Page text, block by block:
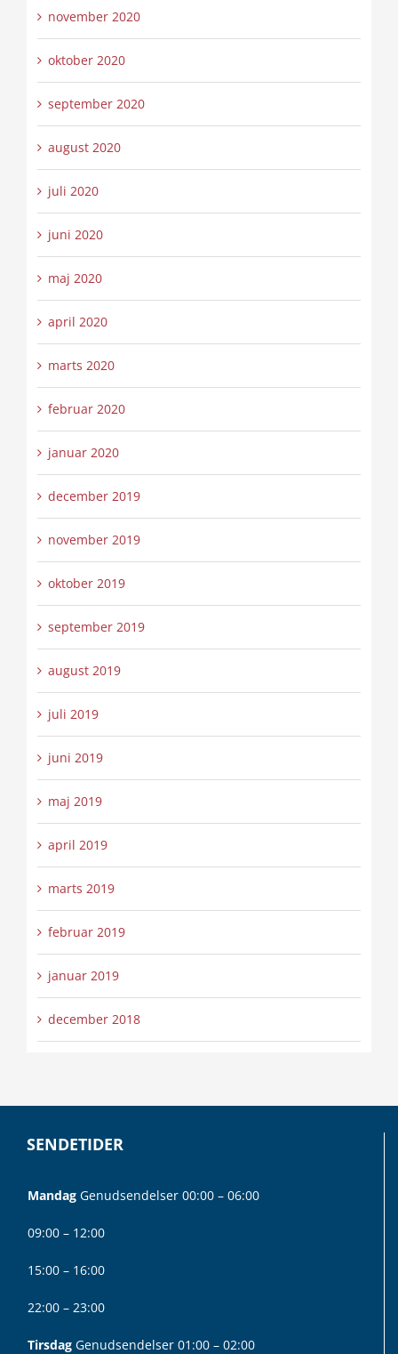
november 2020
oktober 2020
september 2020
august 2020
juli 2020
juni 2020
maj 2020
april 2020
marts 2020
februar 2020
januar 2020
december 2019
november 2019
oktober 2019
september 2019
august 2019
juli 2019
juni 2019
maj 2019
april 2019
marts 2019
februar 2019
januar 2019
december 2018
SENDETIDER
Mandag Genudsendelser 00:00 – 06:00
09:00 – 12:00
15:00 – 16:00
22:00 – 23:00
Tirsdag Genudsendelser 01:00 – 02:00